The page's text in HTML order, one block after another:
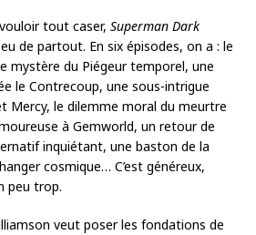
tout caser, Superman Dark
de partout. En six épisodes, on a : le
mystère du Piégeur temporel, une
le Contrecoup, une sous-intrigue
Mercy, le dilemme moral du meurtre
à Gemworld, un retour de
inquiétant, une baston de la
cosmique… C’est généreux,
peu trop.
veut poser les fondations de